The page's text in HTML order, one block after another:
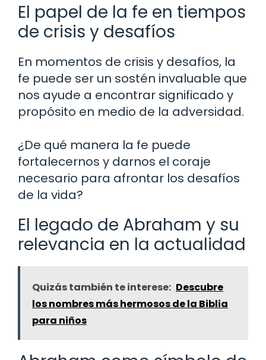
El papel de la fe en tiempos
de crisis y desafíos
En momentos de crisis y desafíos, la
fe puede ser un sostén invaluable que
nos ayude a encontrar significado y
propósito en medio de la adversidad.
¿De qué manera la fe puede
fortalecernos y darnos el coraje
necesario para afrontar los desafíos
de la vida?
El legado de Abraham y su
relevancia en la actualidad
Quizás también te interese: Descubre
los nombres más hermosos de la Biblia
para niños